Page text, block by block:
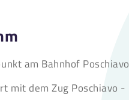
am Bahnhof Poschiavo
mit dem Zug Poschiavo -